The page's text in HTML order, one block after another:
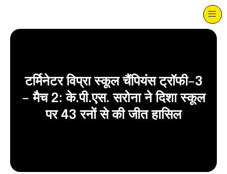
टर्मिनेटर विप्रा स्कूल चैंपियंस ट्रॉफी–3
– मैच 2: के.पी.एस. सरोना ने दिशा स्कूल
पर 43 रनों से की जीत हासिल